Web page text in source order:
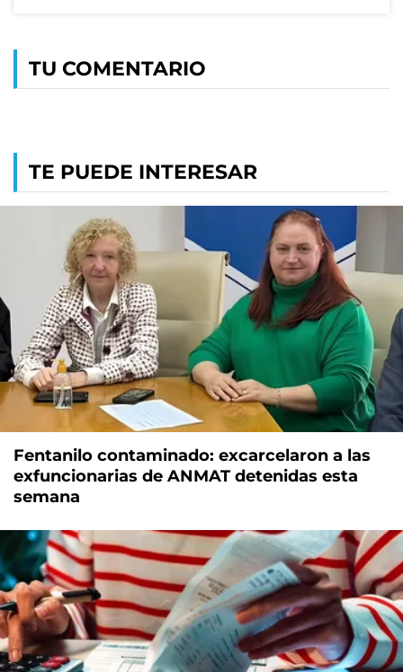
TU COMENTARIO
TE PUEDE INTERESAR
Fentanilo contaminado: excarcelaron a las
exfuncionarias de ANMAT detenidas esta
semana